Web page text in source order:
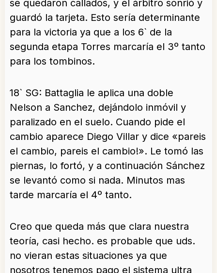
se quedaron callados, y el árbitro sonrió y
guardó la tarjeta. Esto sería determinante
para la victoria ya que a los 6` de la
segunda etapa Torres marcaría el 3º tanto
para los tombinos.
18` SG: Battaglia le aplica una doble
Nelson a Sanchez, dejándolo inmóvil y
paralizado en el suelo. Cuando pide el
cambio aparece Diego Villar y dice «pareis
el cambio, pareis el cambio!». Le tomó las
piernas, lo fortó, y a continuación Sánchez
se levantó como si nada. Minutos mas
tarde marcaría el 4º tanto.
Creo que queda más que clara nuestra
teoría, casi hecho. es probable que uds.
no vieran estas situaciones ya que
nosotros tenemos pago el sistema ultra